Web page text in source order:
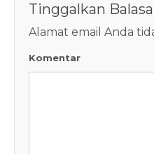
Tinggalkan
Alamat email Anda
Komentar